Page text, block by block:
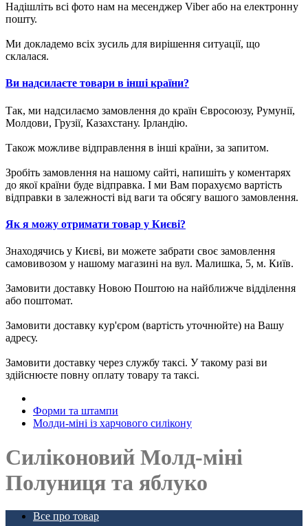
Надішліть всі фото нам на месенджер Viber або на електронну
пошту.
Ми докладемо всіх зусиль для вирішення ситуації, що
склалася.
Ви надсилаєте товари в інші країни?
Так, ми надсилаємо замовлення до країн Євросоюзу, Румунії,
Молдови, Грузії, Казахстану. Ірландію.
Також можливе відправлення в інші країни, за запитом.
Зробіть замовлення на нашому сайті, напишіть у коментарях
до якої країни буде відправка. І ми Вам порахуємо вартість
відправки в залежності від ваги та обсягу вашого замовлення.
Як я можу отримати товар у Києві?
Знаходячись у Києві, ви можете забрати своє замовлення
самовивозом у нашому магазині на вул. Малишка, 5, м. Київ.
Замовити доставку Новою Поштою на найближче відділення
або поштомат.
Замовити доставку кур'єром (вартість уточнюйте) на Вашу
адресу.
Замовити доставку через службу таксі. У такому разі ви
здійснюєте повну оплату товару та таксі.
Форми та штампи
Молди-міні із харчового силікону
Силіконовий Молд-міні
Полуниця та яблуко
Все про товар